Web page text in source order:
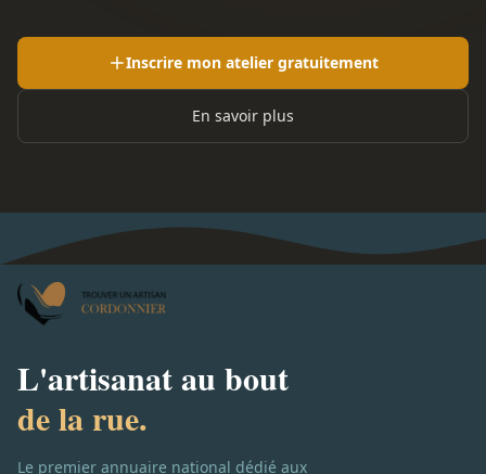
Inscrire mon atelier gratuitement
En savoir plus
L'artisanat au bout
de la rue.
Le premier annuaire national dédié aux